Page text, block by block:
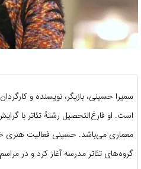
است. او فارغ‌التحصیل رشتهٔ تئاتر با
معماری می‌باشد. حسینی فعالیت هنری
گروه‌های تئاتر مدرسه آغاز کرد و در